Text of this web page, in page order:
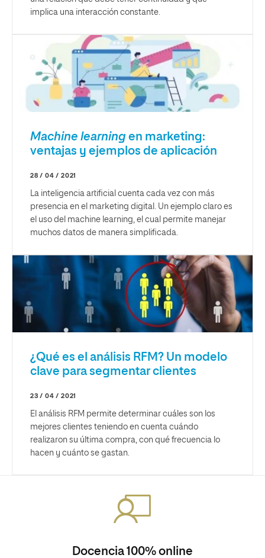
implica una interacción constante.
Machine learningen marketing:
ventajas y ejemplos de aplicación
28 / 04 / 2021
La inteligencia artificial cuenta cada vez con más
presencia en el marketing digital. Un ejemplo claro es
el uso del machine learning, el cual permite manejar
muchos datos de manera simplificada.
¿Qué es el análisis RFM? Un modelo
clave para segmentar clientes
23 / 04 / 2021
El análisis RFM permite determinar cuáles son los
mejores clientes teniendo en cuenta cuándo
realizaron su última compra, con qué frecuencia lo
hacen y cuánto se gastan.
Docencia 100% online